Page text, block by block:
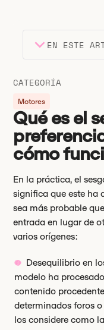
EN ESTE
Encabezado 2
Encabezado 3
Puntos clave
CATEGORÍA
Motores
Qué es el
cómo
En la práctica, el
significa que este ha
sea más probable
entrada en lugar de
varios orígenes:
Desequilibrio en
modelo ha
contenido
determinados foros
los considere como